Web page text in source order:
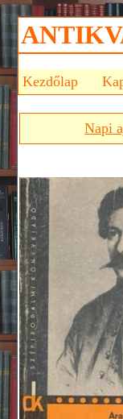
Kezdőlap
Napi